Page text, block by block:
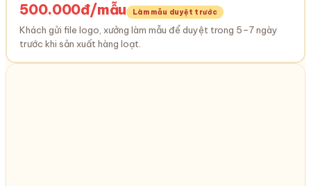
500.000đ/mẫu Làm mẫu duyệt trước
Khách gửi file logo, xưởng làm mẫu để duyệt trong 5–7 ngày
trước khi sản xuất hàng loạt.